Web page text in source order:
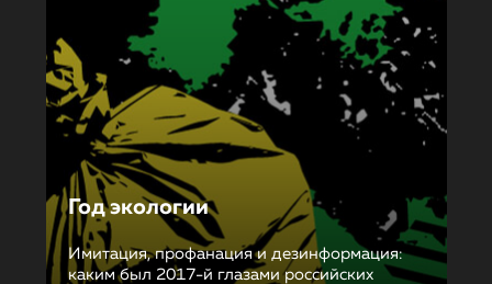
Год экологии
Имитация, профанация и дезинформация:
каким был 2017-й глазами российских